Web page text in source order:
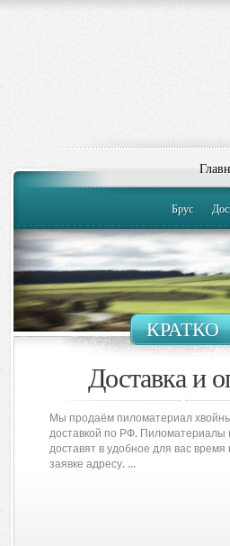
Брус
КРАТКО
Доставка и
Мы продаём пиломатериал
доставкой по РФ. Пиломатериалы
доставят в удобное для вас время
заявке адресу. ...